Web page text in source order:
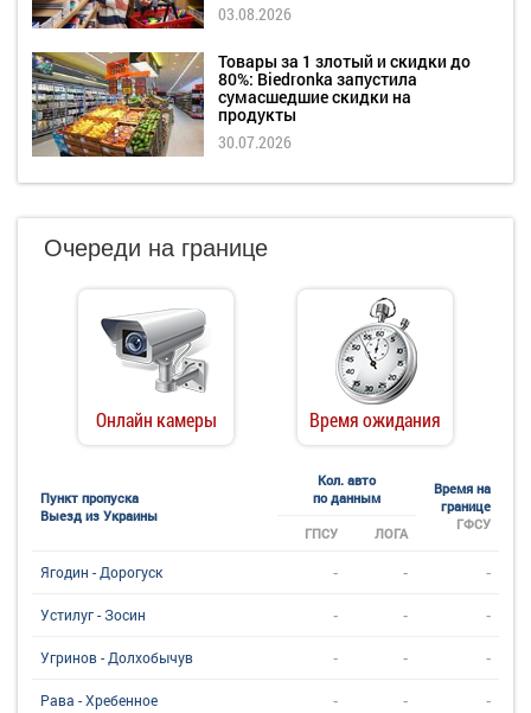
03.08.2026
Товары за 1 злотый и скидки до
80%: Biedronka запустила
сумасшедшие скидки на
продукты
30.07.2026
Очереди на границе
Онлайн камеры Время ожидания
Пункт пропуска
Выезд из Украины
Кол. авто
по данным
Время на
границе
ГФСУ
ГПСУ ЛОГА
Ягодин - Дорогуск - - -
Устилуг - Зосин - - -
Угринов - Долхобычув - - -
Рава - Хребенное - - -